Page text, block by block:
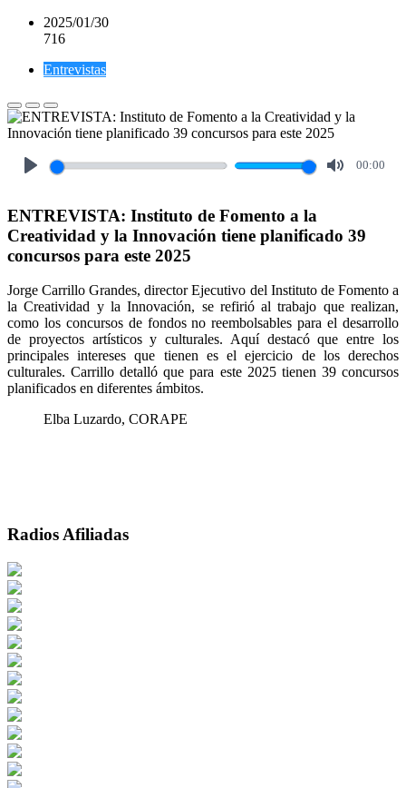
2025/01/30
716
Entrevistas
00:00
ENTREVISTA: Instituto de Fomento a la
Creatividad y la Innovación tiene planificado 39
concursos para este 2025
Jorge Carrillo Grandes, director Ejecutivo del Instituto de Fomento a
la Creatividad y la Innovación, se refirió al trabajo que realizan,
como los concursos de fondos no reembolsables para el desarrollo
de proyectos artísticos y culturales. Aquí destacó que entre los
principales intereses que tienen es el ejercicio de los derechos
culturales. Carrillo detalló que para este 2025 tienen 39 concursos
planificados en diferentes ámbitos.
Elba Luzardo, CORAPE
Radios Afiliadas